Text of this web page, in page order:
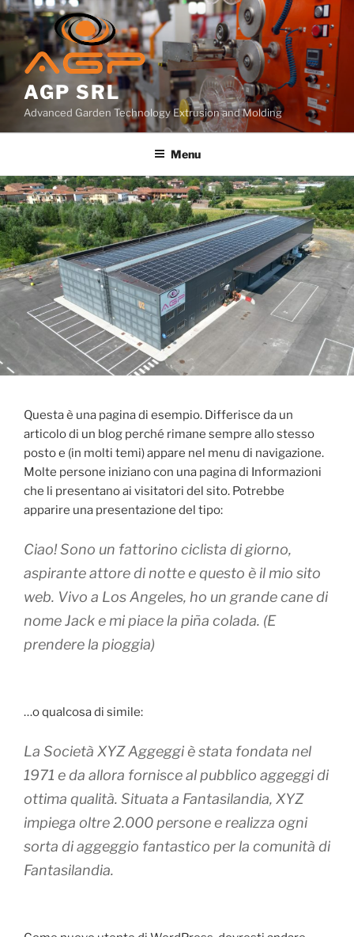
Salta
al
contenuto
AGP SRL
Advanced Garden Technology Extrusion and Molding
Menu
Questa è una pagina di esempio. Differisce da un
articolo di un blog perché rimane sempre allo stesso
posto e (in molti temi) appare nel menu di navigazione.
Molte persone iniziano con una pagina di Informazioni
che li presentano ai visitatori del sito. Potrebbe
apparire una presentazione del tipo:
Ciao! Sono un fattorino ciclista di giorno,
aspirante attore di notte e questo è il mio sito
web. Vivo a Los Angeles, ho un grande cane di
nome Jack e mi piace la piña colada. (E
prendere la pioggia)
…o qualcosa di simile:
La Società XYZ Aggeggi è stata fondata nel
1971 e da allora fornisce al pubblico aggeggi di
ottima qualità. Situata a Fantasilandia, XYZ
impiega oltre 2.000 persone e realizza ogni
sorta di aggeggio fantastico per la comunità di
Fantasilandia.